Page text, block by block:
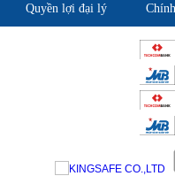
Quyền lợi đại lý